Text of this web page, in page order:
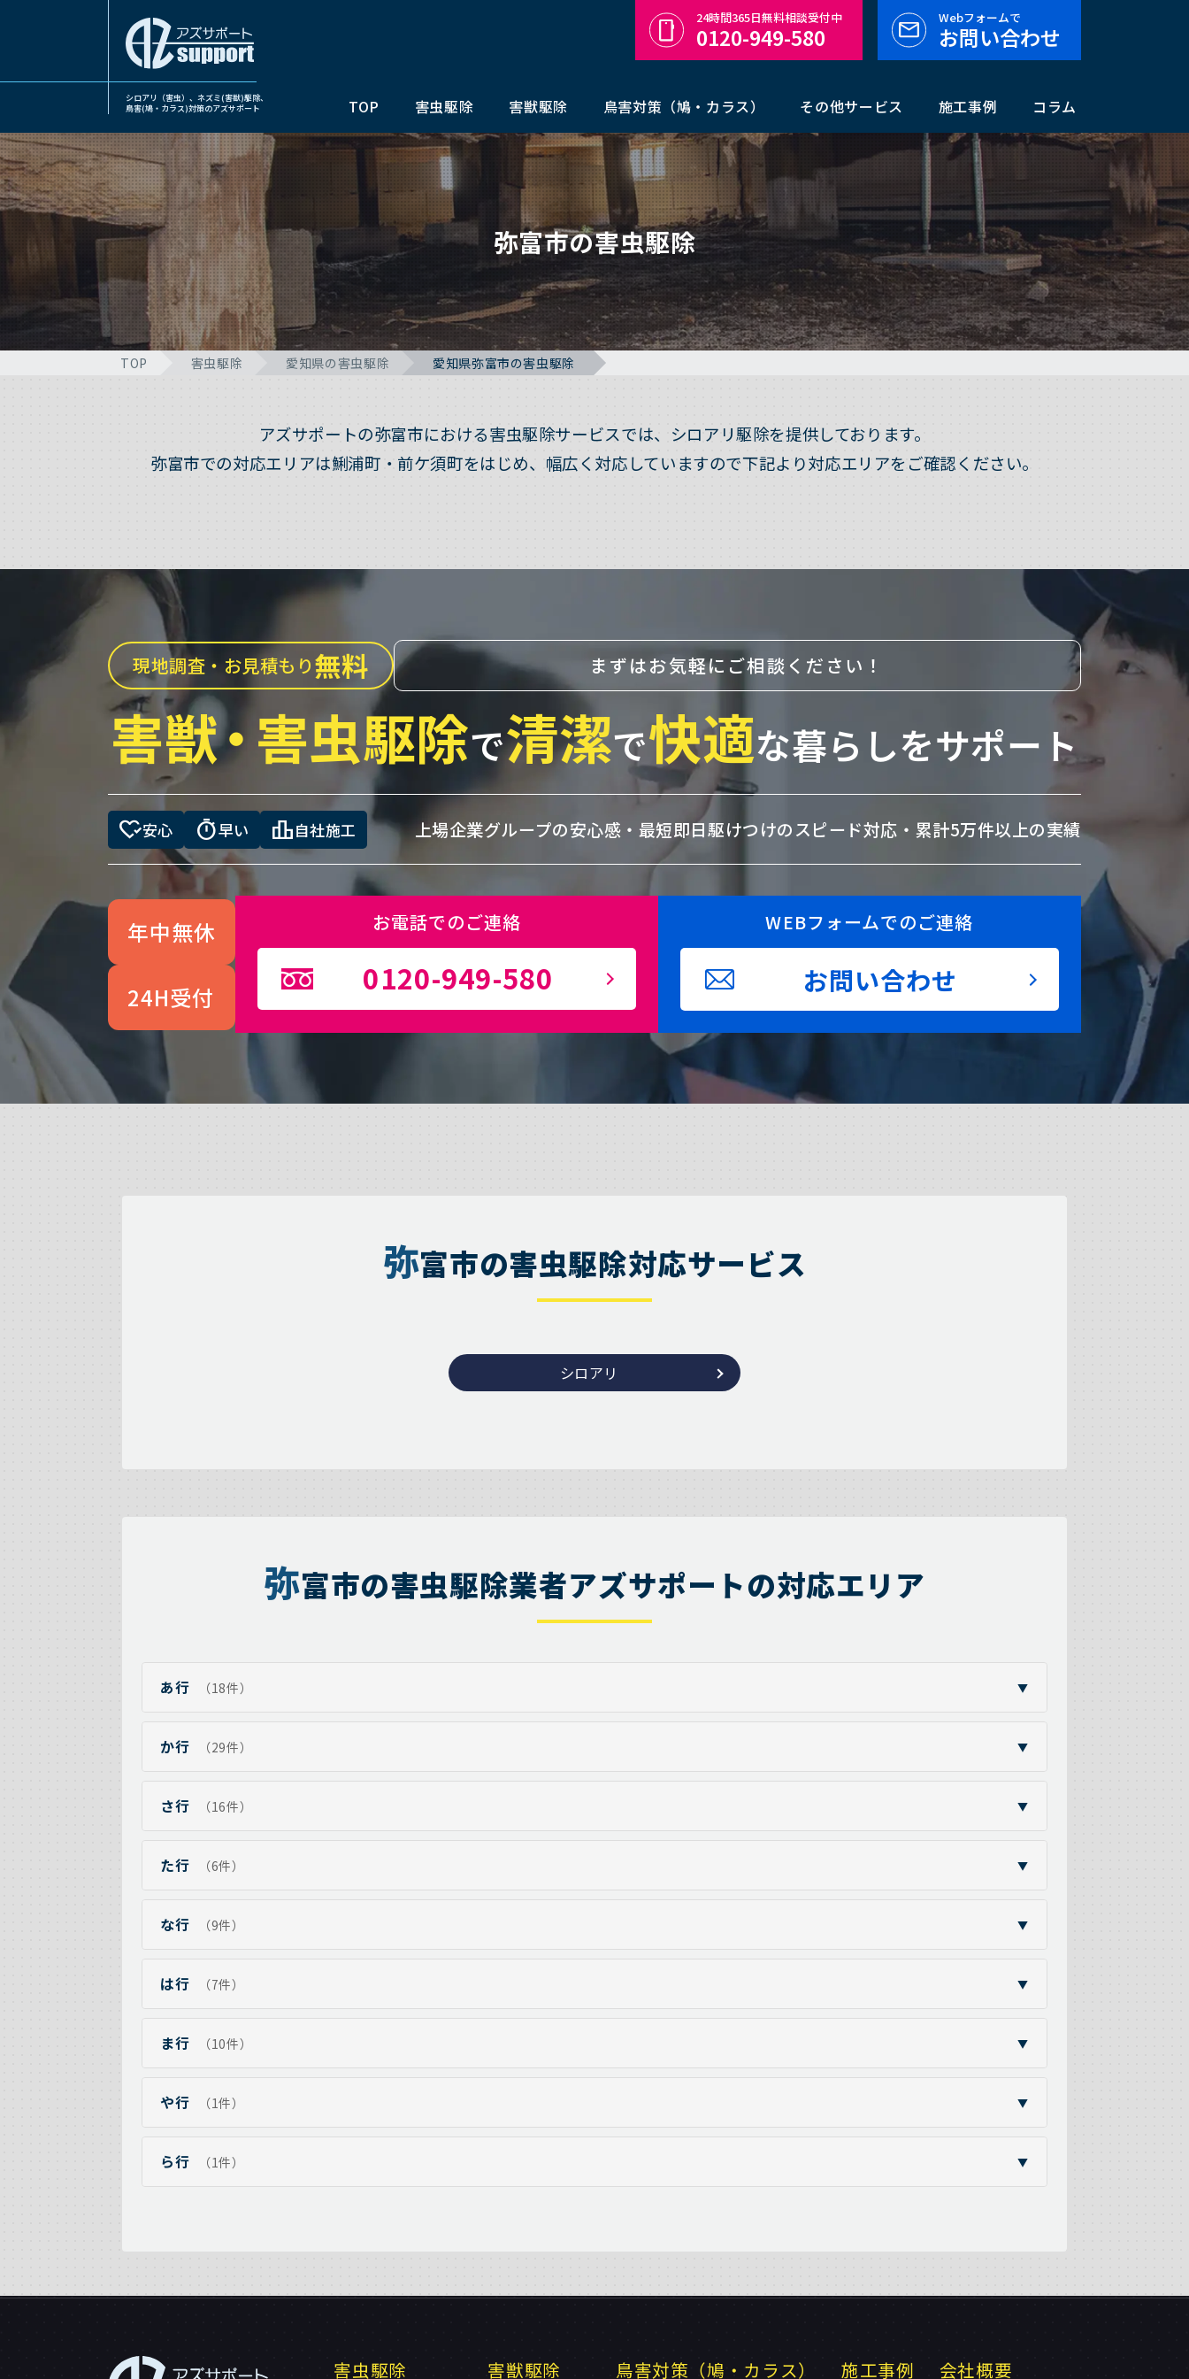
シロアリ（害虫）、ネズミ(害獣)駆除、
鳥害(鳩・カラス)対策のアズサポート
TOP 害虫駆除 害獣駆除 鳥害対策（鳩・カラス） その他サービス 施工事例 コラム
24時間365日無料相談受付中
0120-949-580
Webフォームで
お問い合わせ
弥富市の害虫駆除
TOP 害虫駆除 愛知県の害虫駆除 愛知県弥富市の害虫駆除
アズサポートの弥富市における害虫駆除サービスでは、シロアリ駆除を提供しております。
弥富市での対応エリアは鯏浦町・前ケ須町をはじめ、幅広く対応していますので下記より対応エリアをご確認ください。
現地調査・お見積もり無料 まずはお気軽にご相談ください！
害獣・害虫駆除で清潔で快適な暮らしをサポート
heart_check安心 timer早い leaderboard自社施工 上場企業グループの安心感・ 最短即日駆けつけのスピード対応・ 累計5万件以上の実績
年中無休
24H受付
お電話でのご連絡
0120-949-580
WEBフォームでのご連絡
お問い合わせ
弥富市の害虫駆除対応サービス
シロアリ
弥富市の害虫駆除業者アズサポートの対応エリア
あ行 （18件） ▼
か行 （29件） ▼
さ行 （16件） ▼
た行 （6件） ▼
な行 （9件） ▼
は行 （7件） ▼
ま行 （10件） ▼
や行 （1件） ▼
ら行 （1件） ▼
害虫駆除 害獣駆除 鳥害対策（鳩・カラス） 施工事例 会社概要